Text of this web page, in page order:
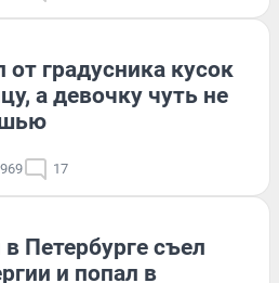
градусника кусок
а девочку чуть не
17
Петербурге съел
и попал в